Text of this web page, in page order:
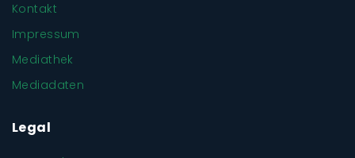
Kontakt
Impressum
Mediathek
Mediadaten
Legal